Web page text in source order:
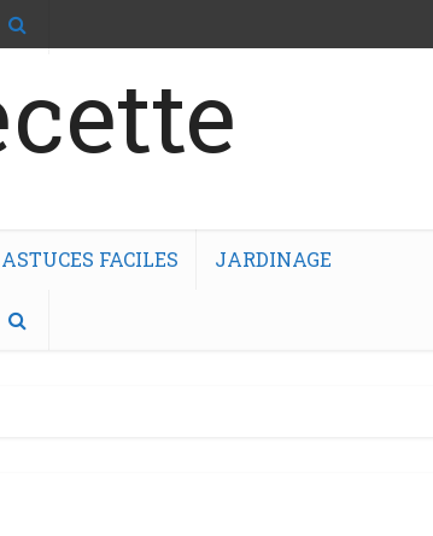
ASTUCES FACILES JARDINAGE